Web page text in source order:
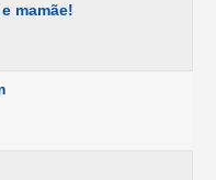
mamãe!